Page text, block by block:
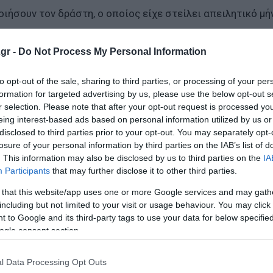
- Do Not Process My Personal Information
opt-out of the sale, sharing to third parties, or processing of your
for targeted advertising by us, please use the below opt-out
selection. Please note that after your opt-out request is processed
interest-based ads based on personal information utilized by us
to third parties prior to your opt-out. You may separately
of your personal information by third parties on the IAB’s list of
This information may also be disclosed by us to third parties on the
Participants that may further disclose it to other third parties.
that this website/app uses one or more Google services and may
but not limited to your visit or usage behaviour. You may
to Google and its third-party tags to use your data for below
consent section.
Data Processing Opt Outs
τον δράστη, ο οποίος είχε στείλει απειλητικό
να αντιμετωπίζει ψυχικά προβλήματα και έχει
σε διάφορες υπηρεσίες, σύμφωνα με
του και τραυμάτισε 16χρονο (Photos)
κόμβο της Πύρνας
Lykavitos.gr στο Google News
όλες τις ειδήσεις